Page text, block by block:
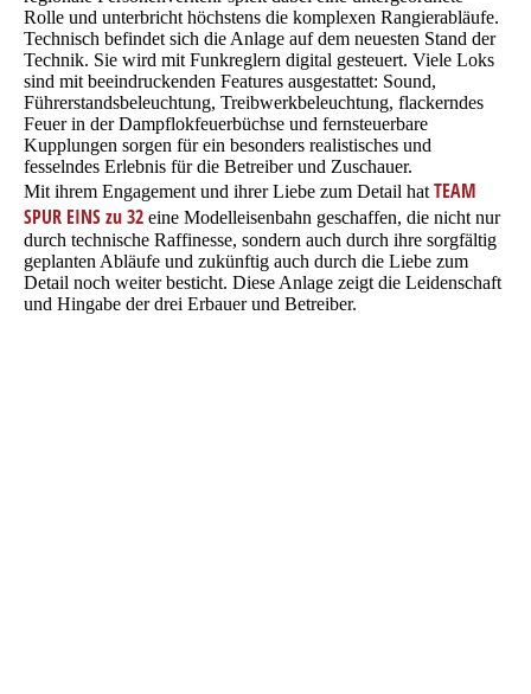
Rolle und unterbricht höchstens die komplexen Rangierabläufe.
Technisch befindet sich die Anlage auf dem neuesten Stand der
Technik. Sie wird mit Funkreglern digital gesteuert. Viele Loks
sind mit beeindruckenden Features ausgestattet: Sound,
Führerstandsbeleuchtung, Treibwerkbeleuchtung, flackerndes
Feuer in der Dampflokfeuerbüchse und fernsteuerbare
Kupplungen sorgen für ein besonders realistisches und
fesselndes Erlebnis für die Betreiber und Zuschauer.
Mit ihrem Engagement und ihrer Liebe zum Detail hat TEAM
SPUR EINS zu 32 eine Modelleisenbahn geschaffen, die nicht nur
durch technische Raffinesse, sondern auch durch ihre sorgfältig
geplanten Abläufe und zukünftig auch durch die Liebe zum
Detail noch weiter besticht. Diese Anlage zeigt die Leidenschaft
und Hingabe der drei Erbauer und Betreiber.